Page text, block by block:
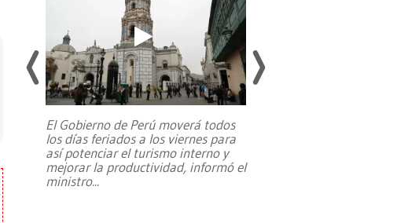
El Gobierno de Perú moverá todos
los días feriados a los viernes para
así potenciar el turismo interno y
mejorar la productividad, informó el
ministro...